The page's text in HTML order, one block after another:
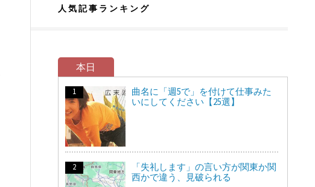
人気記事ランキング
本日
曲名に「週5で」を付けて仕事みた
いにしてください【25選】
「失礼します」の言い方が関東か関
西かで違う、見破られる